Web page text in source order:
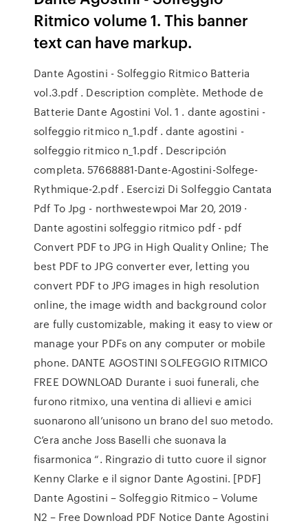
Ritmico volume 1. This banner
text can have markup.
Dante Agostini - Solfeggio Ritmico Batteria
vol.3.pdf . Description complète. Methode de
Batterie Dante Agostini Vol. 1 . dante agostini -
solfeggio ritmico n_1.pdf . dante agostini -
solfeggio ritmico n_1.pdf . Descripción
completa. 57668881-Dante-Agostini-Solfege-
Rythmique-2.pdf . Esercizi Di Solfeggio Cantata
Pdf To Jpg - northwestewpoi Mar 20, 2019 ·
Dante agostini solfeggio ritmico pdf - pdf
Convert PDF to JPG in High Quality Online; The
best PDF to JPG converter ever, letting you
convert PDF to JPG images in high resolution
online, the image width and background color
are fully customizable, making it easy to view or
manage your PDFs on any computer or mobile
phone. DANTE AGOSTINI SOLFEGGIO RITMICO
FREE DOWNLOAD Durante i suoi funerali, che
furono ritmixo, una ventina di allievi e amici
suonarono all’unisono un brano del suo metodo.
C’era anche Joss Baselli che suonava la
fisarmonica “. Ringrazio di tutto cuore il signor
Kenny Clarke e il signor Dante Agostini. [PDF]
Dante Agostini – Solfeggio Ritmico – Volume
N2 – Free Download PDF Notice Dante Agostini